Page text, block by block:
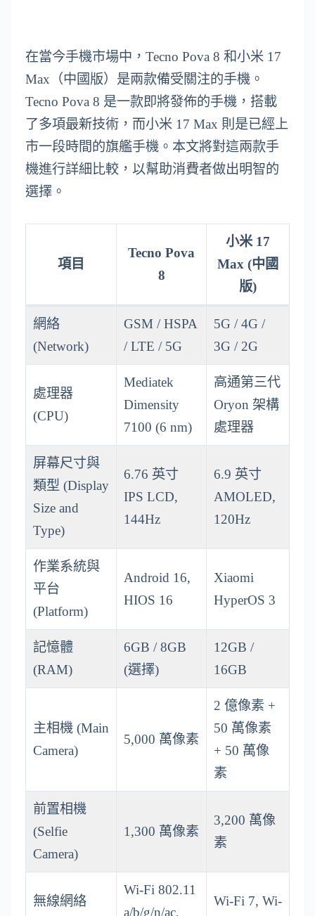
在當今手機市場中，Tecno Pova 8 和小米 17
Max（中國版）是兩款備受關注的手機。
Tecno Pova 8 是一款即將發佈的手機，搭載
了多項最新技術，而小米 17 Max 則是已經上
市一段時間的旗艦手機。本文將對這兩款手
機進行詳細比較，以幫助消費者做出明智的
選擇。
項目
Tecno Pova
8
小米 17
Max (中國
版)
網絡
(Network)
GSM / HSPA
/ LTE / 5G
5G / 4G /
3G / 2G
處理器
(CPU)
Mediatek
Dimensity
7100 (6 nm)
高通第三代
Oryon 架構
處理器
屏幕尺寸與
類型 (Display
Size and
Type)
6.76 英寸
IPS LCD,
144Hz
6.9 英寸
AMOLED,
120Hz
作業系統與
平台
(Platform)
Android 16,
HIOS 16
Xiaomi
HyperOS 3
記憶體
(RAM)
6GB / 8GB
(選擇)
12GB /
16GB
主相機 (Main
Camera)
5,000 萬像素
2 億像素 +
50 萬像素
+ 50 萬像
素
前置相機
(Selfie
Camera)
1,300 萬像素
3,200 萬像
素
無線網絡
Wi-Fi 802.11
a/b/g/n/ac,
Wi-Fi 7, Wi-